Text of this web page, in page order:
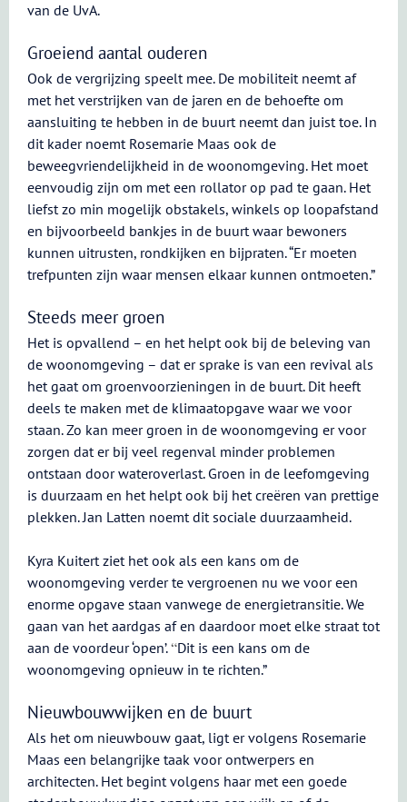
van de UvA.
Groeiend aantal ouderen
Ook de vergrijzing speelt mee. De mobiliteit neemt af
met het verstrijken van de jaren en de behoefte om
aansluiting te hebben in de buurt neemt dan juist toe. In
dit kader noemt Rosemarie Maas ook de
beweegvriendelijkheid in de woonomgeving. Het moet
eenvoudig zijn om met een rollator op pad te gaan. Het
liefst zo min mogelijk obstakels, winkels op loopafstand
en bijvoorbeeld bankjes in de buurt waar bewoners
kunnen uitrusten, rondkijken en bijpraten. “Er moeten
trefpunten zijn waar mensen elkaar kunnen ontmoeten.”
Steeds meer groen
Het is opvallend – en het helpt ook bij de beleving van
de woonomgeving – dat er sprake is van een revival als
het gaat om groenvoorzieningen in de buurt. Dit heeft
deels te maken met de klimaatopgave waar we voor
staan. Zo kan meer groen in de woonomgeving er voor
zorgen dat er bij veel regenval minder problemen
ontstaan door wateroverlast. Groen in de leefomgeving
is duurzaam en het helpt ook bij het creëren van prettige
plekken. Jan Latten noemt dit sociale duurzaamheid.
Kyra Kuitert ziet het ook als een kans om de
woonomgeving verder te vergroenen nu we voor een
enorme opgave staan vanwege de energietransitie. We
gaan van het aardgas af en daardoor moet elke straat tot
aan de voordeur ‘open’.“Dit is een kans om de
woonomgeving opnieuw in te richten.”
Nieuwbouwwijken en de buurt
Als het om nieuwbouw gaat, ligt er volgens Rosemarie
Maas een belangrijke taak voor ontwerpers en
architecten. Het begint volgens haar met een goede